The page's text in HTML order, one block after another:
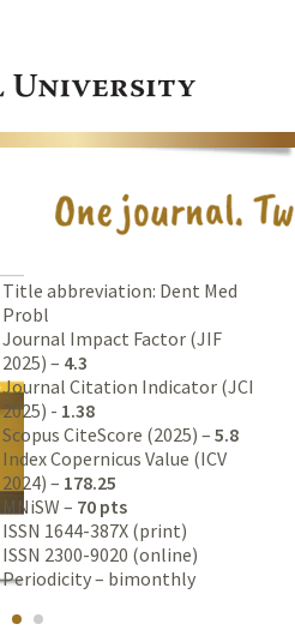
Title abbreviation: Dent Med
Probl
Journal Impact Factor (JIF
2025) – 4.3
Journal Citation Indicator (JCI
2025) - 1.38
Scopus CiteScore (2025) – 5.8
Index Copernicus Value (ICV
2024) – 178.25
MNiSW – 70 pts
ISSN 1644-387X (print)
ISSN 2300-9020 (online)
Periodicity – bimonthly